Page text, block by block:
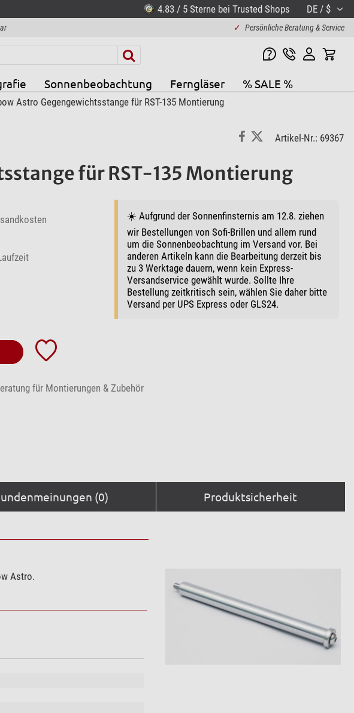
4.83 / 5 Sterne bei Trusted Shops DE / $
✓ Persönliche Beratung & Service
Sonnenbeobachtung Ferngläser % SALE %
Astro Gegengewichtsstange für RST-135 Montierung
Artikel-Nr.: 69367
für RST-135 Montierung
☀️ Aufgrund der Sonnenfinsternis am 12.8. ziehen
wir Bestellungen von Sofi-Brillen und allem rund
um die Sonnenbeobachtung im Versand vor. Bei
anderen Artikeln kann die Bearbeitung derzeit bis
zu 3 Werktage dauern, wenn kein Express-
Versandservice gewählt wurde. Sollte Ihre
Bestellung zeitkritisch sein, wählen Sie daher bitte
Versand per UPS Express oder GLS24.
für Montierungen & Zubehör
(0) Produktsicherheit
Astro.